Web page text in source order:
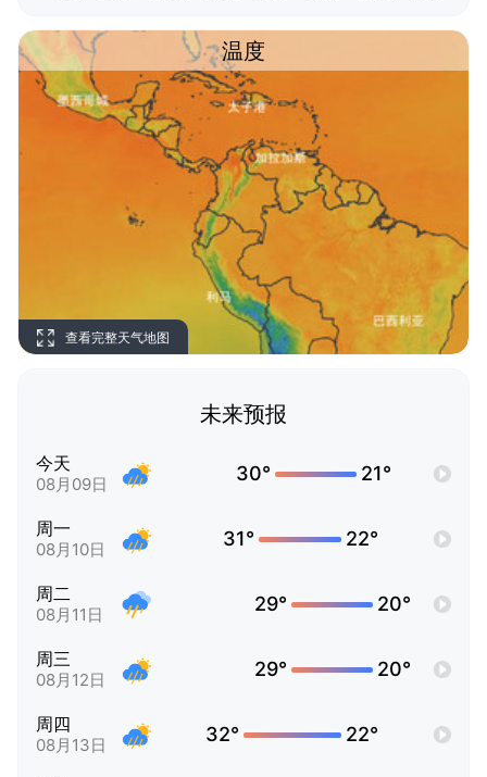
温度
查看完整天气地图
未来预报
今天
08月09日 30° 21°
周一
08月10日 31° 22°
周二
08月11日 29° 20°
周三
08月12日 29° 20°
周四
08月13日 32° 22°